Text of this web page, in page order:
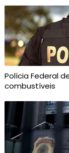
Polícia Federal
combustíveis